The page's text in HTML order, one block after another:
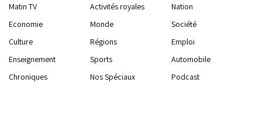
Matin TV Activités royales
Nation
Economie
Monde
Société
Culture
Régions
Emploi
Enseignement
Sports
Automobile
Chroniques
Nos Spéciaux Podcast